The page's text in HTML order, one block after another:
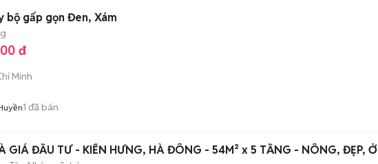
bộ gấp gọn Đen, Xám
đ
Minh
1 đã bán
GIÁ ĐẦU TƯ - KIẾN HƯNG, HÀ ĐÔNG - 54M² x 5 TẦNG - NÔNG, ĐẸP, Ở